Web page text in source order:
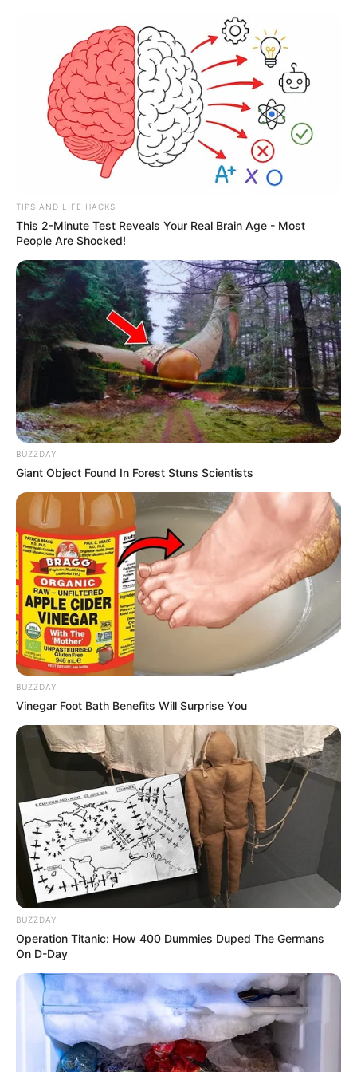
TIPS AND LIFE HACKS
This 2-Minute Test Reveals Your Real Brain Age - Most
People Are Shocked!
BUZZDAY
Giant Object Found In Forest Stuns Scientists
BUZZDAY
Vinegar Foot Bath Benefits Will Surprise You
BUZZDAY
Operation Titanic: How 400 Dummies Duped The Germans
On D-Day